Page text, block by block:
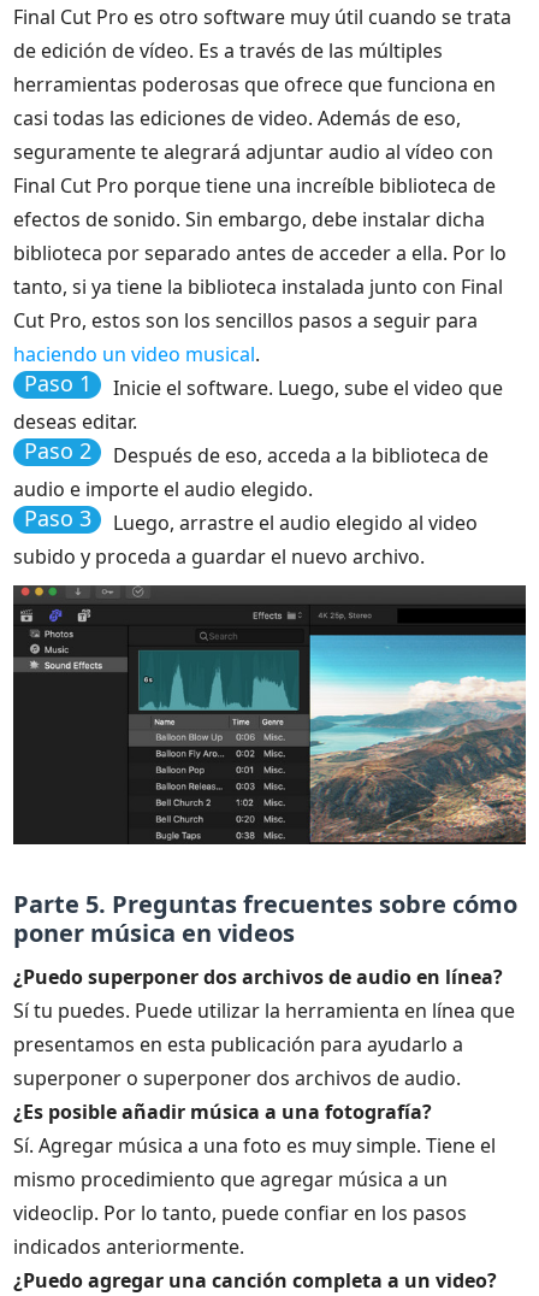
Final Cut Pro es otro software muy útil cuando se trata
de edición de vídeo. Es a través de las múltiples
herramientas poderosas que ofrece que funciona en
casi todas las ediciones de video. Además de eso,
seguramente te alegrará adjuntar audio al vídeo con
Final Cut Pro porque tiene una increíble biblioteca de
efectos de sonido. Sin embargo, debe instalar dicha
biblioteca por separado antes de acceder a ella. Por lo
tanto, si ya tiene la biblioteca instalada junto con Final
Cut Pro, estos son los sencillos pasos a seguir para
haciendo un video musical.
Paso 1
Inicie el software. Luego, sube el video que
deseas editar.
Paso 2
Después de eso, acceda a la biblioteca de
audio e importe el audio elegido.
Paso 3
Luego, arrastre el audio elegido al video
subido y proceda a guardar el nuevo archivo.
Parte 5. Preguntas frecuentes sobre cómo
poner música en videos
¿Puedo superponer dos archivos de audio en línea?
Sí tu puedes. Puede utilizar la herramienta en línea que
presentamos en esta publicación para ayudarlo a
superponer o superponer dos archivos de audio.
¿Es posible añadir música a una fotografía?
Sí. Agregar música a una foto es muy simple. Tiene el
mismo procedimiento que agregar música a un
videoclip. Por lo tanto, puede confiar en los pasos
indicados anteriormente.
¿Puedo agregar una canción completa a un video?